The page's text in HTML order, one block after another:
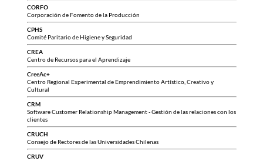
CORFO
Corporación de Fomento de la Producción
CPHS
Comité Paritario de Higiene y Seguridad
CREA
Centro de Recursos para el Aprendizaje
CreeAc+
Centro Regional Experimental de Emprendimiento Artístico, Creativo y
Cultural
CRM
Software Customer Relationship Management - Gestión de las relaciones con los
clientes
CRUCH
Consejo de Rectores de las Universidades Chilenas
CRUV